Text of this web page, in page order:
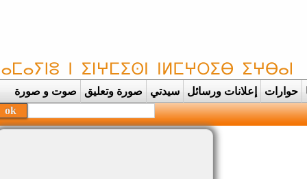
حوارات إعلانات ورسائل سيدتي صورة وتعليق صوت و صورة